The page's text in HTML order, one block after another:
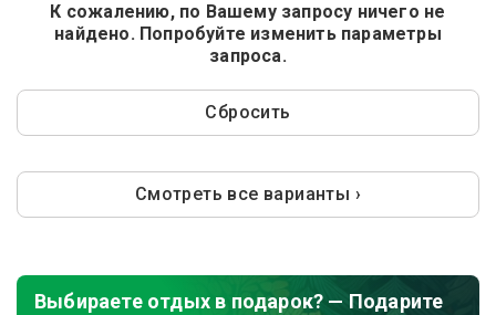
К сожалению, по Вашему запросу ничего не
найдено. Попробуйте изменить параметры
запроса.
Сбросить
Смотреть все варианты ›
Выбираете отдых в подарок? — Подарите